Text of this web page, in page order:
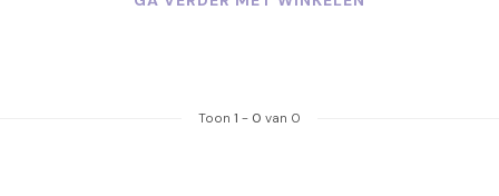
Toon 1 - 0 van 0